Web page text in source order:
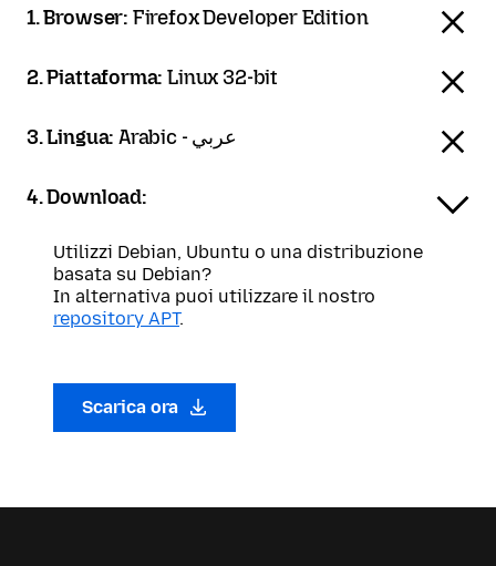
1. Browser: Firefox Developer Edition
2. Piattaforma:Linux 32-bit
3. Lingua: Arabic - عربي
4. Download:
Utilizzi Debian, Ubuntu o una distribuzione
basata su Debian?
In alternativa puoi utilizzare il nostro
repository APT.
Scarica ora